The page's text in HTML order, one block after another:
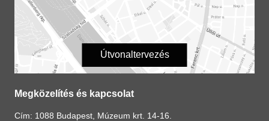
Útvonaltervezés
Megközelítés és kapcsolat
Cím: 1088 Budapest, Múzeum krt. 14-16.